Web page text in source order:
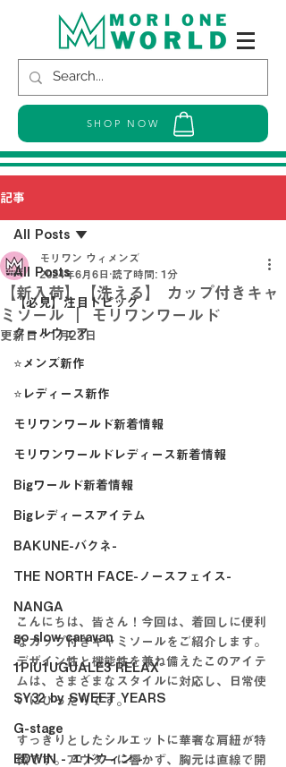
SHOP NOW
記事
All Posts
【必見】注目トピック
クールウェア
⭐メンズ新作
⭐レディース新作
モリワンワールド新着情報
モリワンワールドレディース新着情報
Bigワールド新着情報
Bigレディースアイテム
BAKUNE-バクネ-
THE NORTH FACE-ノースフェイス-
NANGA
go slow caravan
1PIU1UGUALE3 RELAX
SY32 by SWEET YEARS
G-stage
EDWIN - エドウィン -
All Posts
【新入荷】【洗える】 カップ付きキャ
ミソール ｜ モリワンワールド
モリワン ウィメンズ
2024年6月6日 読了時間: 1分
更新日：1月23日
こんにちは、皆さん！今回は、着回しに便利
なカップ付きキャミソールをご紹介します。
デザイン性と機能性を兼ね備えたこのアイテ
ムは、さまざまなスタイルに対応し、日常使
いにぴったりです。
すっきりとしたシルエットに華奢な肩紐が特
徴です。アウターに響かず、胸元は直線で開